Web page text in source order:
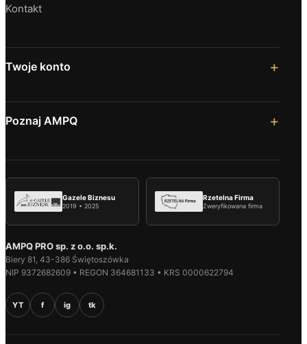
Kontakt
Twoje konto
Poznaj AMPQ
Gazele Biznesu
2019 • 2025
Rzetelna Firma
Zweryfikowana firma
AMPQ PRO sp. z o.o. sp.k.
Biery 81, 43-386 Świętoszówka
NIP 9372682609 • REGON 364681133 • KRS 0000622794
YT f ig tk